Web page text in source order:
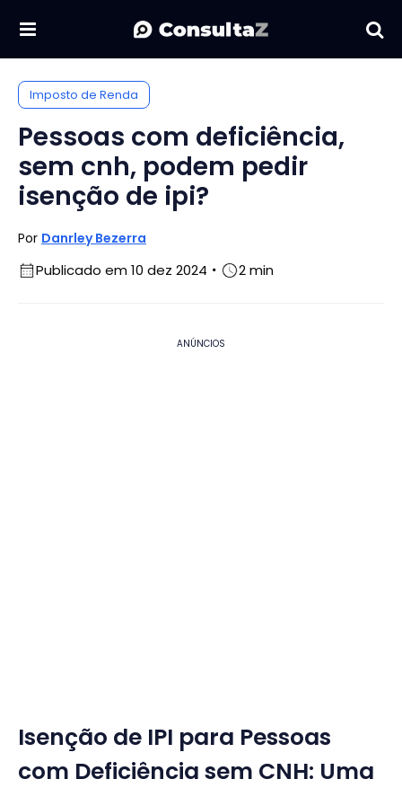
Imposto de Renda
Pessoas com deficiência,
sem cnh, podem pedir
isenção de ipi?
Por Danrley Bezerra
Publicado em 10 dez 2024 2 min
ANÚNCIOS
Isenção de IPI para Pessoas
com Deficiência sem CNH: Uma